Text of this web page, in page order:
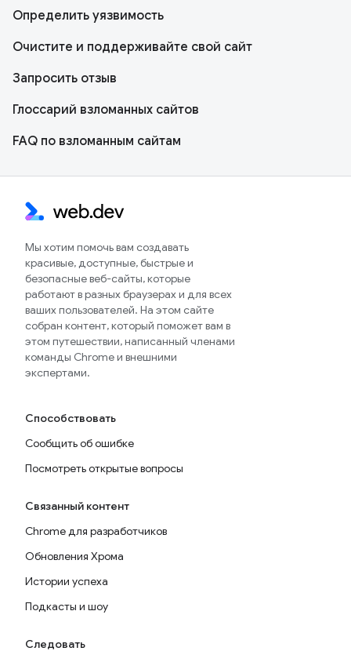
Определить уязвимость
Очистите и поддерживайте свой сайт
Запросить отзыв
Глоссарий взломанных сайтов
FAQ по взломанным сайтам
Мы хотим помочь вам создавать
красивые, доступные, быстрые и
безопасные веб-сайты, которые
работают в разных браузерах и для всех
ваших пользователей. На этом сайте
собран контент, который поможет вам в
этом путешествии, написанный членами
команды Chrome и внешними
экспертами.
Способствовать
Сообщить об ошибке
Посмотреть открытые вопросы
Связанный контент
Chrome для разработчиков
Обновления Хрома
Истории успеха
Подкасты и шоу
Следовать